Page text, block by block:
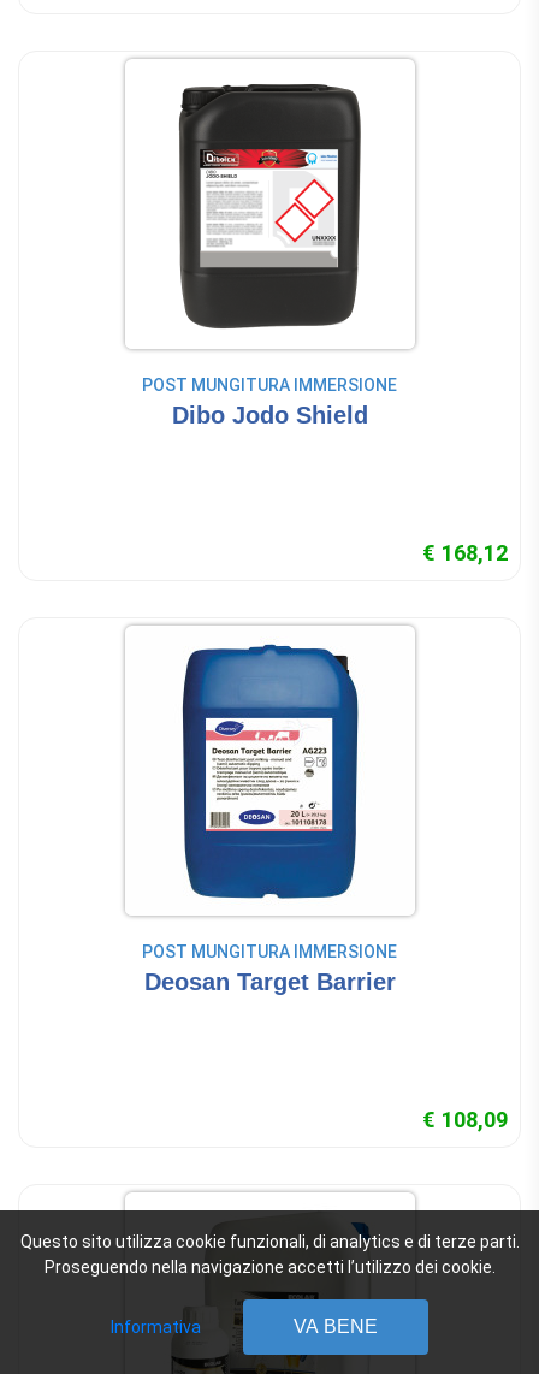
POST MUNGITURA IMMERSIONE
Dibo Jodo Shield
€ 168,12
POST MUNGITURA IMMERSIONE
Deosan Target Barrier
€ 108,09
Questo sito utilizza cookie funzionali, di analytics e di terze parti.
Proseguendo nella navigazione accetti l’utilizzo dei cookie.
Informativa VA BENE